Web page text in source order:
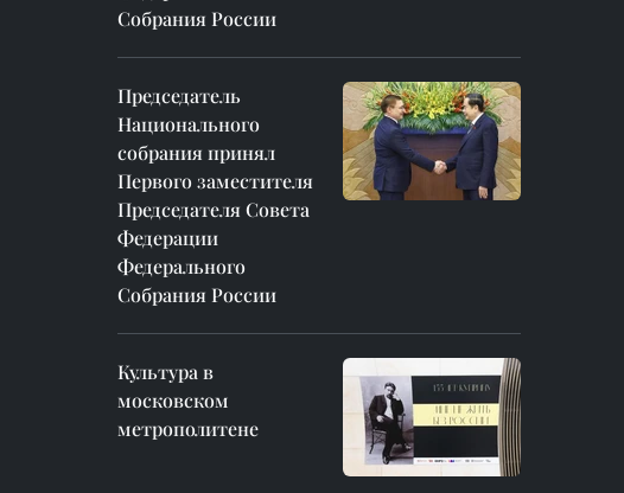
Собрания России
Председатель
Национального
собрания принял
Первого заместителя
Председателя Совета
Федерации
Федерального
Собрания России
Культура в
московском
метрополитене